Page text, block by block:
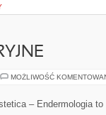
MOŻLIWOŚĆ
– Endermologia